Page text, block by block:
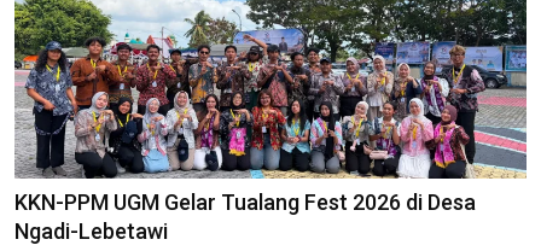
KKN-PPM UGM Gelar Tualang Fest 2026 di Desa
Ngadi-Lebetawi